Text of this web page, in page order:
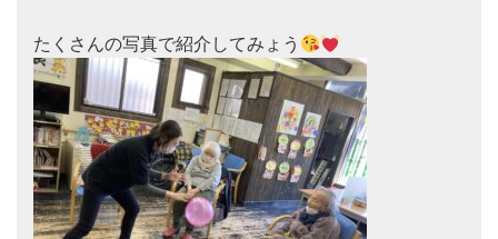
たくさんの写真で紹介してみょう